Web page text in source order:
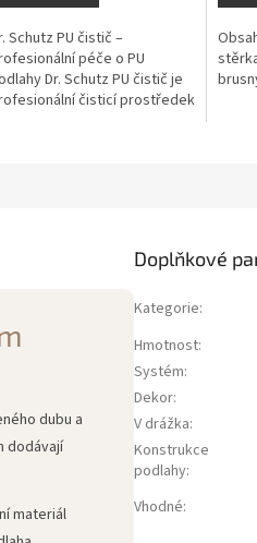
Schutz PU čistič –
péče o PU
Dr. Schutz PU čistič je
čisticí prostředek
dubu a
dodávají
materiál
Doplňkové
Kategorie:
Hmotnost:
Systém:
Dekor:
V drážka:
Konstrukce
podlahy:
Vhodné: